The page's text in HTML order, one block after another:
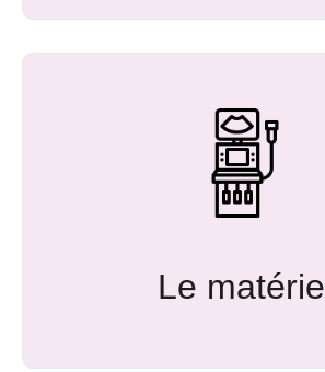
Le